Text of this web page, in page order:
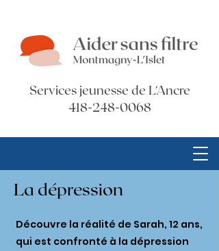
Services jeunesse de L'Ancre
418-248-0068
La dépression
Découvre la réalité de Sarah, 12 ans,
qui est confronté à la dépression